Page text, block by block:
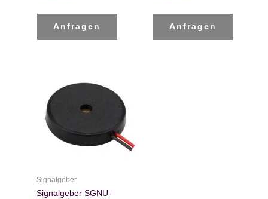
Anfragen Anfragen
Signalgeber
Signalgeber SGNU-